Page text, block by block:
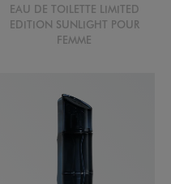
EAU DE TOILETTE LIMITED
EDITION SUNLIGHT POUR
FEMME